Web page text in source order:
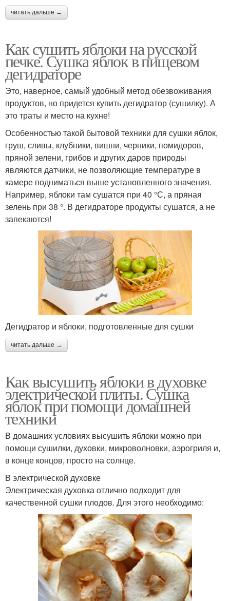
читать дальше →
Как сушить яблоки на русской
печке. Сушка яблок в пищевом
дегидраторе
Это, наверное, самый удобный метод обезвоживания
продуктов, но придется купить дегидратор (сушилку). А
это траты и место на кухне!
Особенностью такой бытовой техники для сушки яблок,
груш, сливы, клубники, вишни, черники, помидоров,
пряной зелени, грибов и других даров природы
являются датчики, не позволяющие температуре в
камере подниматься выше установленного значения.
Например, яблоки там сушатся при 40 °С, а пряная
зелень при 38 °. В дегидраторе продукты сушатся, а не
запекаются!
Дегидратор и яблоки, подготовленные для сушки
читать дальше →
Как высушить яблоки в духовке
электрической плиты. Сушка
яблок при помощи домашней
техники
В домашних условиях высушить яблоки можно при
помощи сушилки, духовки, микроволновки, аэрогриля и,
в конце концов, просто на солнце.
В электрической духовке
Электрическая духовка отлично подходит для
качественной сушки плодов. Для этого необходимо: